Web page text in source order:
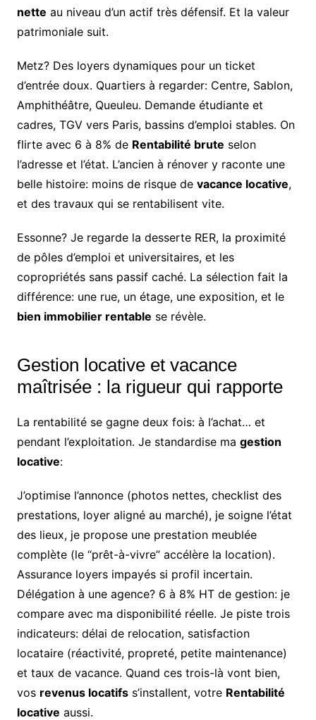
nette au niveau d’un actif très défensif. Et la valeur
patrimoniale suit.
Metz? Des loyers dynamiques pour un ticket
d’entrée doux. Quartiers à regarder: Centre, Sablon,
Amphithéâtre, Queuleu. Demande étudiante et
cadres, TGV vers Paris, bassins d’emploi stables. On
flirte avec 6 à 8% de Rentabilité brute selon
l’adresse et l’état. L’ancien à rénover y raconte une
belle histoire: moins de risque de vacance locative,
et des travaux qui se rentabilisent vite.
Essonne? Je regarde la desserte RER, la proximité
de pôles d’emploi et universitaires, et les
copropriétés sans passif caché. La sélection fait la
différence: une rue, un étage, une exposition, et le
bien immobilier rentable se révèle.
Gestion locative et vacance
maîtrisée : la rigueur qui rapporte
La rentabilité se gagne deux fois: à l’achat… et
pendant l’exploitation. Je standardise ma gestion
locative:
J’optimise l’annonce (photos nettes, checklist des
prestations, loyer aligné au marché), je soigne l’état
des lieux, je propose une prestation meublée
complète (le “prêt-à-vivre” accélère la location).
Assurance loyers impayés si profil incertain.
Délégation à une agence? 6 à 8% HT de gestion: je
compare avec ma disponibilité réelle. Je piste trois
indicateurs: délai de relocation, satisfaction
locataire (réactivité, propreté, petite maintenance)
et taux de vacance. Quand ces trois-là vont bien,
vos revenus locatifss’installent, votre Rentabilité
locative aussi.